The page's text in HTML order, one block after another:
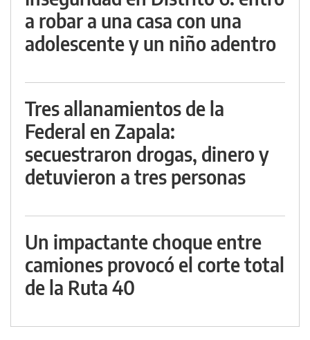
a robar a una casa con una
adolescente y un niño adentro
Tres allanamientos de la
Federal en Zapala:
secuestraron drogas, dinero y
detuvieron a tres personas
Un impactante choque entre
camiones provocó el corte total
de la Ruta 40